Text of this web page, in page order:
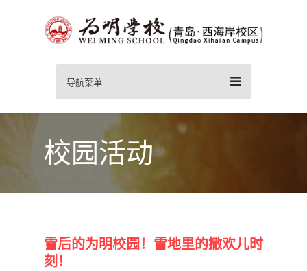
导航菜单
校园活动
雪后的为明校园！雪地里的撒欢儿时
刻！